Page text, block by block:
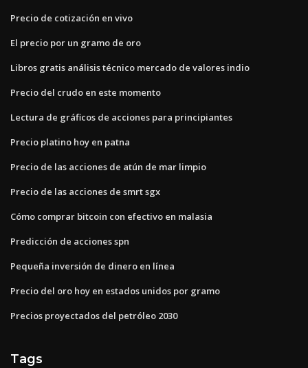
Precio de cotización en vivo
El precio por un gramo de oro
Libros gratis análisis técnico mercado de valores indio
Precio del crudo en este momento
Lectura de gráficos de acciones para principiantes
Precio platino hoy en patna
Precio de las acciones de atún de mar limpio
Precio de las acciones de smrt sgx
Cómo comprar bitcoin con efectivo en malasia
Predicción de acciones spn
Pequeña inversión de dinero en línea
Precio del oro hoy en estados unidos por gramo
Precios proyectados del petróleo 2030
Tags